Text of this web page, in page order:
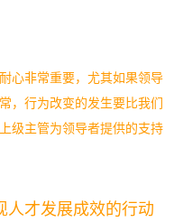
心非常重要，尤其如果领导
，行为改变的发生要比我们
级主管为领导者提供的支持
人才发展成效的行动